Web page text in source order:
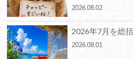
2026.08.02
2026年7月を総括
2026.08.01